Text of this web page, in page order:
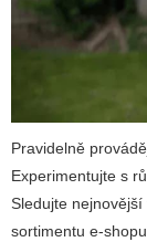
Pravidelně
Experimentujte s
Sledujte
sortimentu e-shopu.